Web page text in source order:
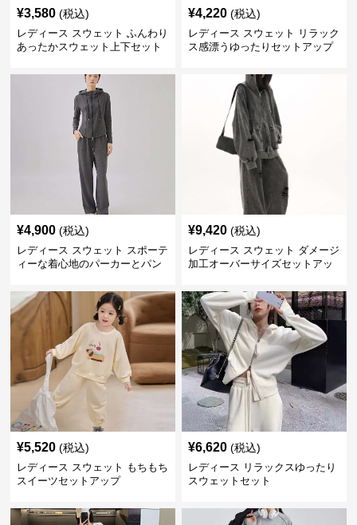
¥3,580 (税込)
レディース スウェット ふんわり
あったかスウェット上下セット
¥4,220 (税込)
レディース スウェット リラック
ス感漂うゆったりセットアップ
¥4,900 (税込)
レディース スウェット スポーテ
ィーな着心地のパーカーとパン
¥9,420 (税込)
レディース スウェット ダメージ
加工オーバーサイズセットアッ
¥5,520 (税込)
レディース スウェット もちもち
スイーツセットアップ
¥6,620 (税込)
レディース リラックスゆったり
スウェットセット